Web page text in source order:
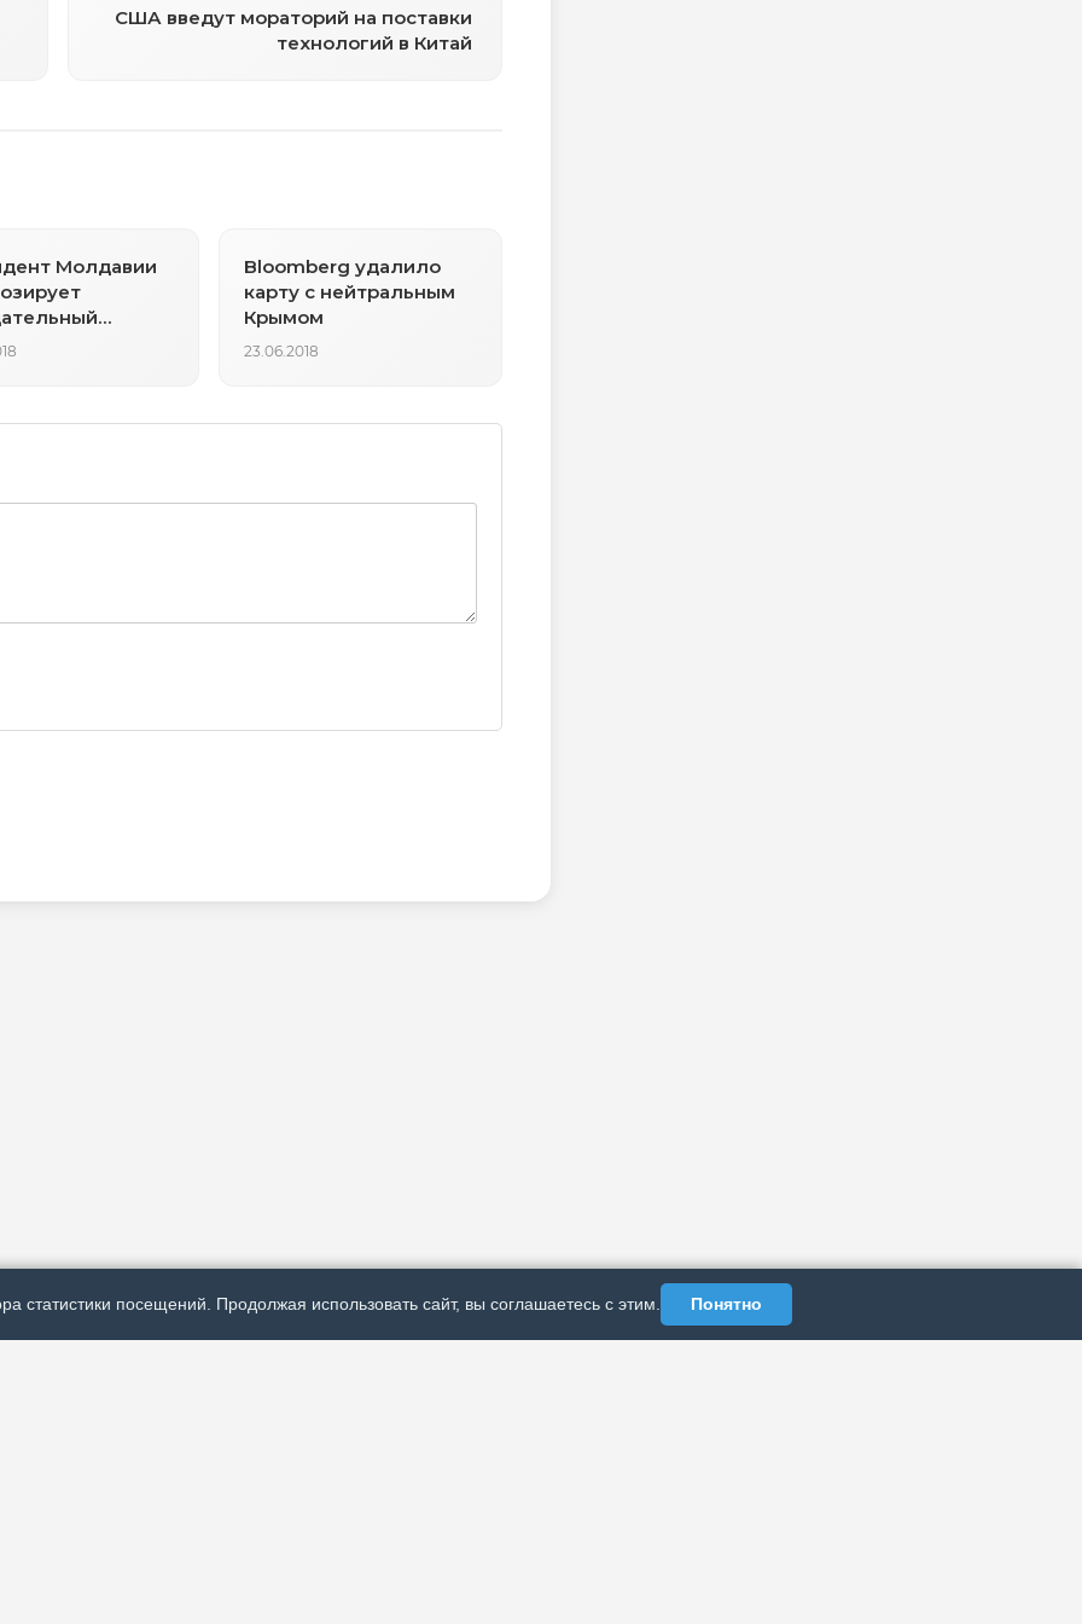
США введут мораторий на поставки
технологий в Китай
Молдавии
резолюции
Bloomberg удалило
карту с нейтральным
Крымом
23.06.2018
статистики посещений. Продолжая использовать сайт, вы соглашаетесь с этим. Понятно